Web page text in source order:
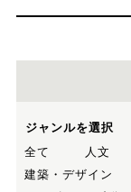
ジャンルを選択
全て
人文
建築・デザイン